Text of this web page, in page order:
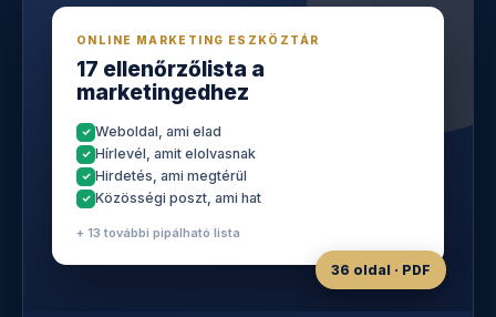
ONLINE MARKETING ESZKÖZTÁR
17 ellenőrzőlista a
marketingedhez
Weboldal, ami elad
Hírlevél, amit elolvasnak
Hirdetés, ami megtérül
Közösségi poszt, ami hat
+ 13 további pipálható lista
36 oldal · PDF